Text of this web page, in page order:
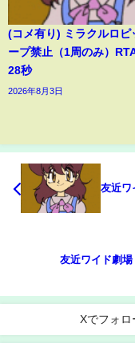
(コメ有り) ミラクルロピ
ープ禁止（1周のみ）
28秒
2026年8月3日
友近ワ
友近ワイド劇場
Xでフォロ